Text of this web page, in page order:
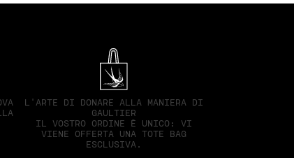
L'ARTE DI DONARE ALLA MANIERA DI
GAULTIER
IL VOSTRO ORDINE È UNICO: VI
VIENE OFFERTA UNA TOTE BAG
ESCLUSIVA.